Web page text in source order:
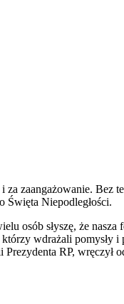
Bez
Święta Niepodległości.
osób słyszę, że
wdrażali
RP,